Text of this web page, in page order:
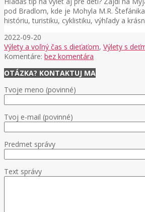
pod Bradlom, kde je Mohyla M.R.
históriu, turistiku, cyklistiku, výhľady a
2022-09-20
Výlety a voľný čas s dieťaťom, Výlety s
Komentáre: bez komentára
OTÁZKA? KONTAKTUJ MA
Tvoje meno (povinné)
Tvoj e-mail (povinné)
Predmet správy
Text správy